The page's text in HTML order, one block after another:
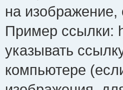
на
Пример ссылки:
указывать
компьютере